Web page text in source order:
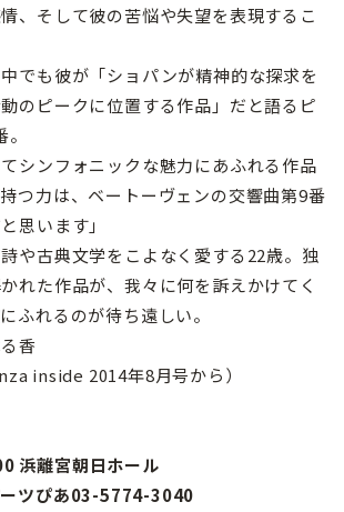
、そして彼の苦悩や失望を表現するこ
でも彼が「ショパンが精神的な探求を
のピークに位置する作品」だと語るピ
てシンフォニックな魅力にあふれる作品
つ力は、ベートーヴェンの交響曲第9番
思います」
や古典文学をこよなく愛する22歳。独
れた作品が、我々に何を訴えかけてく
ふれるのが待ち遠しい。
香
inside 2014年8月号から）
浜離宮朝日ホール
ーツぴあ03-5774-3040